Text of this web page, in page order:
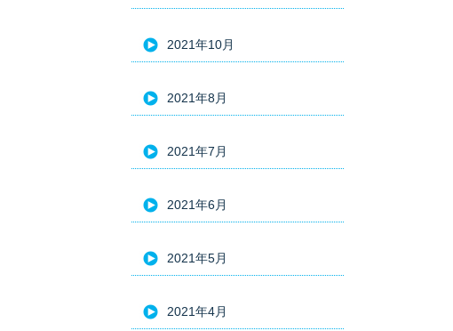
2021年10月
2021年8月
2021年7月
2021年6月
2021年5月
2021年4月